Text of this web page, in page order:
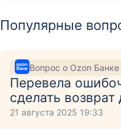
Популярные
Вопрос о Ozon Банке
Перевела
сделать возврат
21 августа 2025 19:33